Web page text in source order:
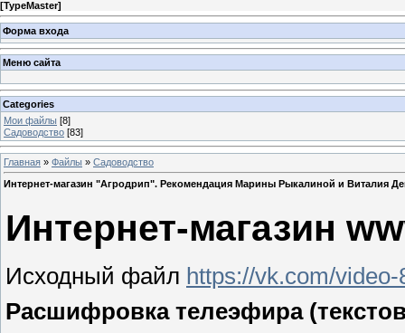
[TypeMaster]
Форма входа
Меню сайта
Categories
Мои файлы [8]
Садоводство [83]
Главная » Файлы » Садоводство
Интернет-магазин "Агродрип". Рекомендация Марины Рыкалиной и Виталия
Интернет-магазин
Исходный файл https://vk.com/
Расшифровка телеэфира